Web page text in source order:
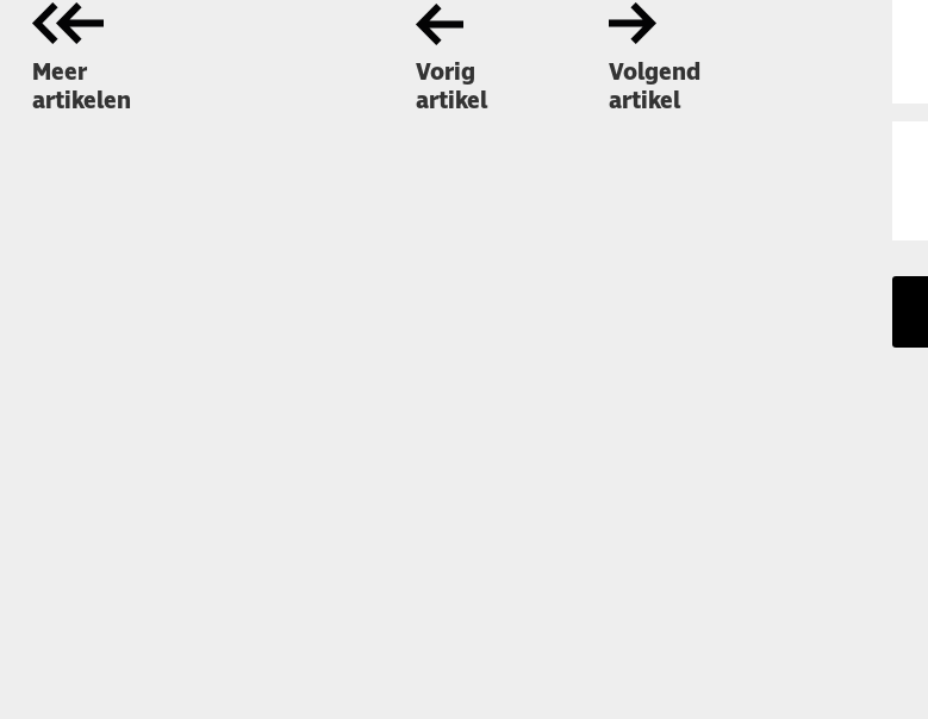
Meer
artikelen
Vorig
artikel
Volgend
artikel